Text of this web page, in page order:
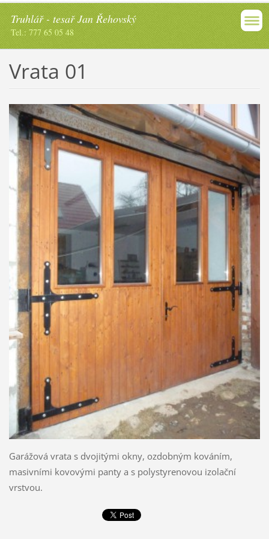
Truhlář - tesař Jan Řehovský
Tel.: 777 65 05 48
Vrata 01
Garážová vrata s dvojitými okny, ozdobným kováním,
masivními kovovými panty a s polystyrenovou izolační
vrstvou.